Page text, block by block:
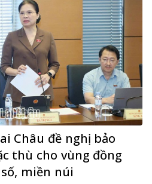
Châu đề nghị bảo
thù cho vùng đồng
miền núi